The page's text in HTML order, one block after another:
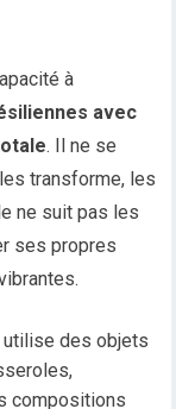
à
avec
. Il ne se
transforme, les
ne suit pas les
ses propres
utilise des objets
compositions